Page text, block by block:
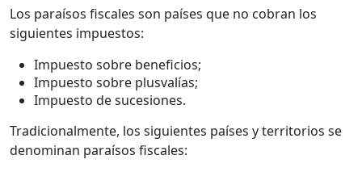
Los paraísos fiscales son países que no cobran los
siguientes impuestos:
Impuesto sobre beneficios;
Impuesto sobre plusvalías;
Impuesto de sucesiones.
Tradicionalmente, los siguientes países y territorios se
denominan paraísos fiscales: